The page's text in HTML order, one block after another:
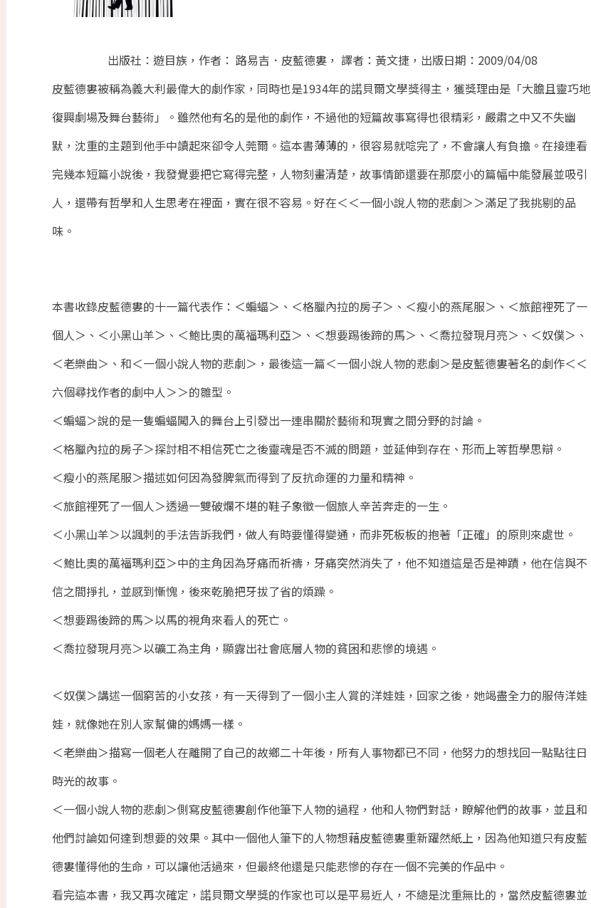
出版社：遊目族，作者： 路易吉．皮藍德婁， 譯者：黃文捷，出版日期：2009/04/08
皮藍德婁被稱為義大利最偉大的劇作家，同時也是1934年的諾貝爾文學獎得主，獲獎理由是「大膽且靈巧地
復興劇場及舞台藝術」。雖然他有名的是他的劇作，不過他的短篇故事寫得也很精彩，嚴肅之中又不失幽
默，沈重的主題到他手中讀起來卻令人莞爾。這本書薄薄的，很容易就唸完了，不會讓人有負擔。在接連看
完幾本短篇小說後，我發覺要把它寫得完整，人物刻畫清楚，故事情節還要在那麼小的篇幅中能發展並吸引
人，還帶有哲學和人生思考在裡面，實在很不容易。好在＜＜一個小說人物的悲劇＞＞滿足了我挑剔的品
味。
本書收錄皮藍德婁的十一篇代表作：＜蝙蝠＞、＜格臘內拉的房子＞、＜瘦小的燕尾服＞、＜旅館裡死了一
個人＞、＜小黑山羊＞、＜鮑比奧的萬福瑪利亞＞、＜想要踢後蹄的馬＞、＜喬拉發現月亮＞、＜奴僕＞、
＜老樂曲＞、和＜一個小說人物的悲劇＞，最後這一篇＜一個小說人物的悲劇＞是皮藍德婁著名的劇作＜＜
六個尋找作者的劇中人＞＞的雛型。
＜蝙蝠＞說的是一隻蝙蝠闖入的舞台上引發出一連串關於藝術和現實之間分野的討論。
＜格臘內拉的房子＞探討相不相信死亡之後靈魂是否不滅的問題，並延伸到存在、形而上等哲學思辯。
＜瘦小的燕尾服＞描述如何因為發脾氣而得到了反抗命運的力量和精神。
＜旅館裡死了一個人＞透過一雙破爛不堪的鞋子象徵一個旅人辛苦奔走的一生。
＜小黑山羊＞以諷刺的手法告訴我們，做人有時要懂得變通，而非死板板的抱著「正確」的原則來處世。
＜鮑比奧的萬福瑪利亞＞中的主角因為牙痛而祈禱，牙痛突然消失了，他不知道這是否是神蹟，他在信與不
信之間掙扎，並感到慚愧，後來乾脆把牙拔了省的煩躁。
＜想要踢後蹄的馬＞以馬的視角來看人的死亡。
＜喬拉發現月亮＞以礦工為主角，顯露出社會底層人物的貧困和悲慘的境遇。
＜奴僕＞講述一個窮苦的小女孩，有一天得到了一個小主人賞的洋娃娃，回家之後，她竭盡全力的服侍洋娃
娃，就像她在別人家幫傭的媽媽一樣。
＜老樂曲＞描寫一個老人在離開了自己的故鄉二十年後，所有人事物都已不同，他努力的想找回一點點往日
時光的故事。
＜一個小說人物的悲劇＞側寫皮藍德婁創作他筆下人物的過程，他和人物們對話，瞭解他們的故事，並且和
他們討論如何達到想要的效果。其中一個他人筆下的人物想藉皮藍德婁重新躍然紙上，因為他知道只有皮藍
德婁懂得他的生命，可以讓他活過來，但最終他還是只能悲慘的存在一個不完美的作品中。
看完這本書，我又再次確定，諾貝爾文學獎的作家也可以是平易近人，不總是沈重無比的，當然皮藍德婁並